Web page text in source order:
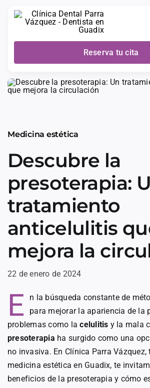
Reserva tu cita
Medicina estética
Descubre la
presoterapia:
tratamiento
anticelulitis
mejora la
22 de enero de 2024
E
n la búsqueda constante de
para mejorar la apariencia de la
problemas como la celulitis y la mala
presoterapia ha surgido como una
no invasiva. En Clínica Parra
medicina estética en Guadix, te
beneficios de la presoterapia y cómo